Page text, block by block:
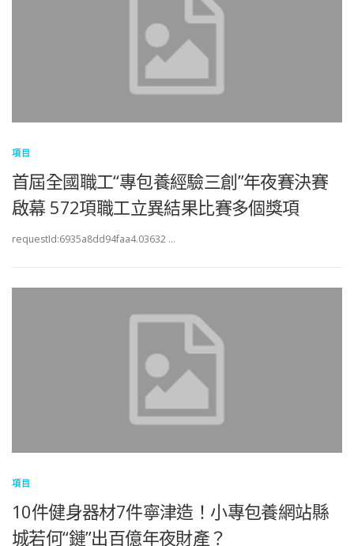
項目
首屆全國職工“專包養經驗三創”年夜賽決賽
啟幕 572項職工立異結果比賽多個獎項
requestId:6935a8dd94faa4.03632 …
項目
10件健身器材7件寧津造！小專包養網站縣
城若何“鏈”出百億年夜財產？